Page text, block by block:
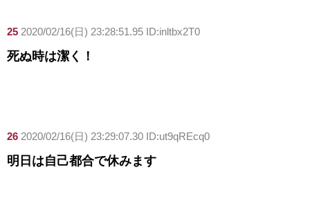
25 2020/02/16(日) 23:28:51.95 ID:inltbx2T0
死ぬ時は潔く！
26 2020/02/16(日) 23:29:07.30 ID:ut9qREcq0
明日は自己都合で休みます